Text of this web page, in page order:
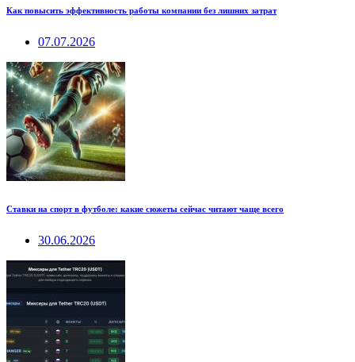
Как повысить эффективность работы компании без лишних затрат
07.07.2026
Ставки на спорт в футболе: какие сюжеты сейчас читают чаще всего
30.06.2026